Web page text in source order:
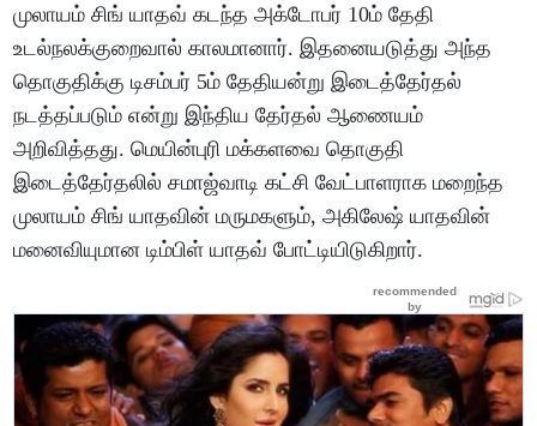
முலாயம் சிங் யாதவ் கடந்த அக்டோபர் 10ம் தேதி
உடல்நலக்குறைவால் காலமானார். இதனையடுத்து அந்த
தொகுதிக்கு டிசம்பர் 5ம் தேதியன்று இடைத்தேர்தல்
நடத்தப்படும் என்று இந்திய தேர்தல் ஆணையம்
அறிவித்தது. மெயின்புரி மக்களவை தொகுதி
இடைத்தேர்தலில் சமாஜ்வாடி கட்சி வேட்பாளராக மறைந்த
முலாயம் சிங் யாதவின் மருமகளும், அகிலேஷ் யாதவின்
மனைவியுமான டிம்பிள் யாதவ் போட்டியிடுகிறார்.